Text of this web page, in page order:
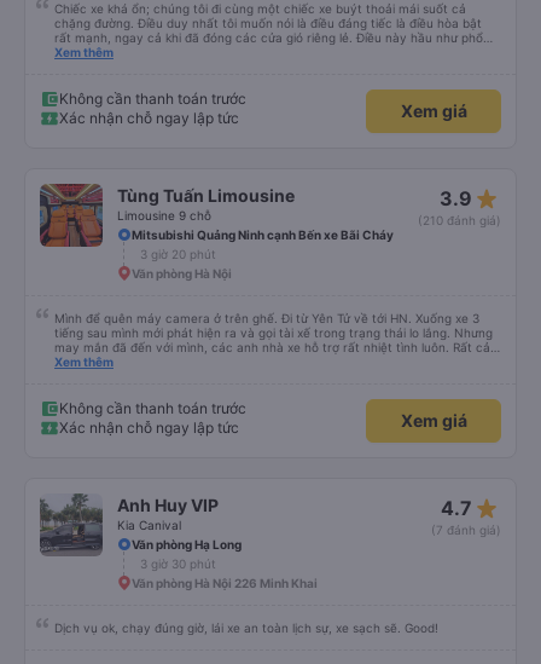
Chiếc xe khá ổn; chúng tôi đi cùng một chiếc xe buýt thoải mái suốt cả
chặng đường. Điều duy nhất tôi muốn nói là điều đáng tiếc là điều hòa bật
rất mạnh, ngay cả khi đã đóng các cửa gió riêng lẻ. Điều này hầu như phổ
biến ở châu Á. Vì vậy, hãy mang theo quần áo ấm hoặc thứ gì đó để che
Xem thêm
Không cần thanh toán trước
Xác nhận chỗ ngay lập tức
Xem giá
Tùng Tuấn Limousine
Limousine 9 chỗ
3.9 star_rate
(210 đánh giá)
Mitsubishi Quảng Ninh cạnh Bến xe Bãi Cháy
3 giờ 20 phút
Văn phòng Hà Nội
Mình để quên máy camera ở trên ghế. Đi từ Yên Tử về tới HN. Xuống xe 3
tiếng sau mình mới phát hiện ra và gọi tài xế trong trạng thái lo lắng. Nhưng
may mắn đã đến với mình, các anh nhà xe hỗ trợ rất nhiệt tình luôn. Rất cảm
ơn và chúc các anh nhà xe Tùng Tuấn sức khoẻ, vạn dặm bình an ạ!
Xem thêm
Không cần thanh toán trước
Xác nhận chỗ ngay lập tức
Xem giá
Anh Huy VIP
Kia Canival
4.7 star_rate
(7 đánh giá)
Văn phòng Hạ Long
3 giờ 30 phút
Văn phòng Hà Nội 226 Minh Khai
Dịch vụ ok, chạy đúng giờ, lái xe an toàn lịch sự, xe sạch sẽ. Good!